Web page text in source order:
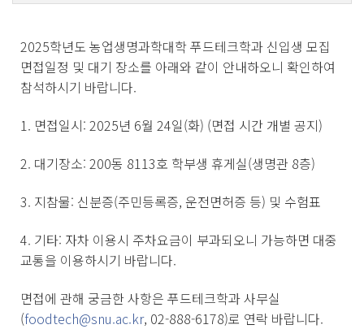
2025학년도 농업생명과학대학 푸드테크학과 신입생 모집
면접일정 및 대기 장소를 아래와 같이 안내하오니 확인하여
참석하시기 바랍니다.
1. 면접일시: 2025년 6월 24일(화) (면접 시간 개별 공지)
2. 대기장소: 200동 8113호 학부생 휴게실(생명관 8층)
3. 지참물: 신분증(주민등록증, 운전면허증 등) 및 수험표
4. 기타: 자차 이용시 주차요금이 부과되오니 가능하면 대중
교통을 이용하시기 바랍니다.
면접에 관해 궁금한 사항은 푸드테크학과 사무실
(foodtech@snu.ac.kr, 02-888-6178)로 연락 바랍니다.